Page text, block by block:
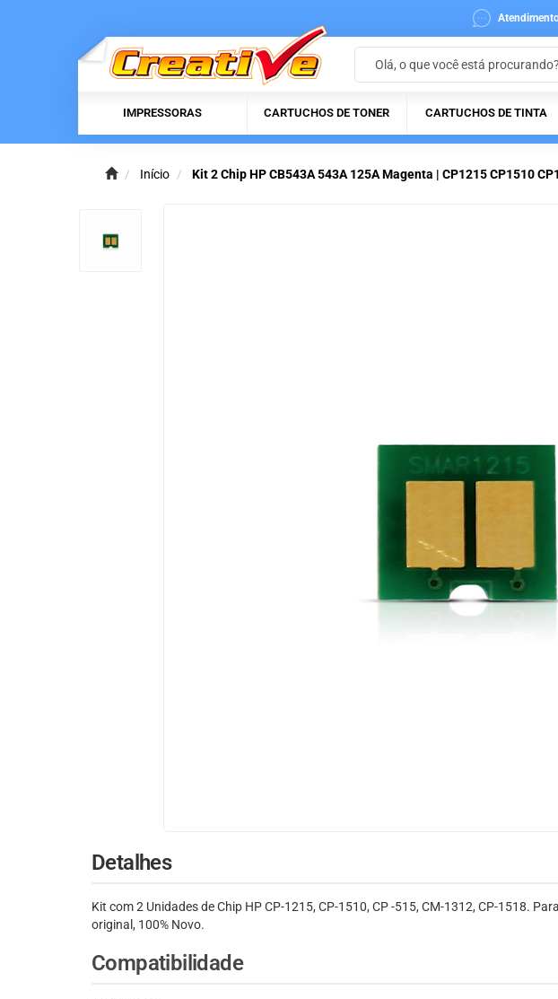
IMPRESSORAS CARTUCHOS DE TONER CARTUCHOS DE TINTA
Início Kit 2 Chip HP CB543A 543A 125A Magenta | CP1215 CP1510
Detalhes
Kit com 2 Unidades de Chip HP CP-1215, CP-1510, CP -515, CM-1312, CP-1518.
original, 100% Novo.
Compatibilidade